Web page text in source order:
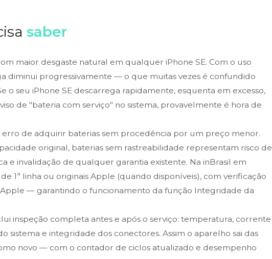
saber
maior desgaste natural em qualquer iPhone SE. Com o uso
diminui progressivamente — o que muitas vezes é confundido
o seu iPhone SE descarrega rapidamente, esquenta em excesso,
de "bateria com serviço" no sistema, provavelmente é hora de
de adquirir baterias sem procedência por um preço menor.
original, baterias sem rastreabilidade representam risco de
e invalidação de qualquer garantia existente. Na inBrasil em
1ª linha ou originais Apple (quando disponíveis), com verificação
— garantindo o funcionamento da função Integridade da
inspeção completa antes e após o serviço: temperatura, corrente
sistema e integridade dos conectores. Assim o aparelho sai das
novo — com o contador de ciclos atualizado e desempenho